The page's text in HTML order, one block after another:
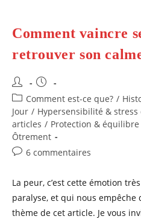
Comment vaincre
retrouver son
Auteur/autrice
de
la
publication :
Publication
publiée :
Post
category:
Comment est-ce que? /
Jour / Hypersensibilité &
articles / Protection &
Ôtrement
Commentaires
la
publication :
6 commentaires
La peur, c’est cette émotion
paralyse, et qui nous empêche
thème de cet article. Je vous